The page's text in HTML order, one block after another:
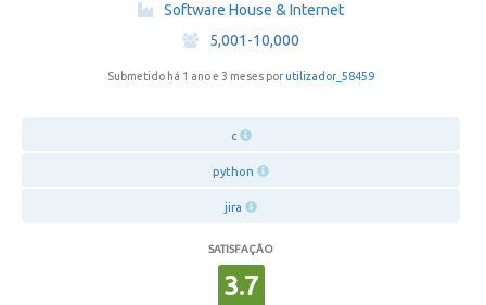
Software House & Internet
·
5,001-10,000
Submetido há 1 ano e 3 meses por utilizador_58459
c
python
jira
SATISFAÇÃO
3.7